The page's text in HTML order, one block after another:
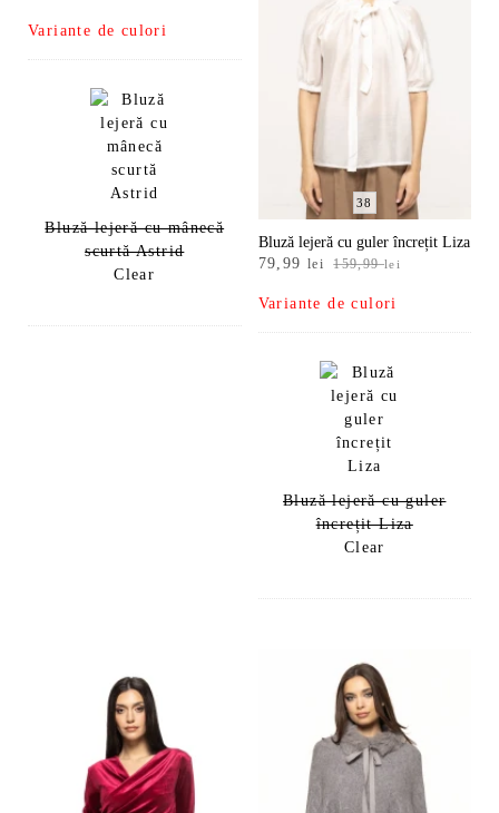
a
fost:
este:
76,99 lei.
Variante de culori
Bluză lejeră cu mânecă
scurtă Astrid
Clear
38
Bluză lejeră cu guler încrețit Liza
159,99lei
Prețul
a
fost:
79,99 lei
Prețul
este:
79,99 lei.
Variante de culori
Bluză lejeră cu guler
încrețit Liza
Clear